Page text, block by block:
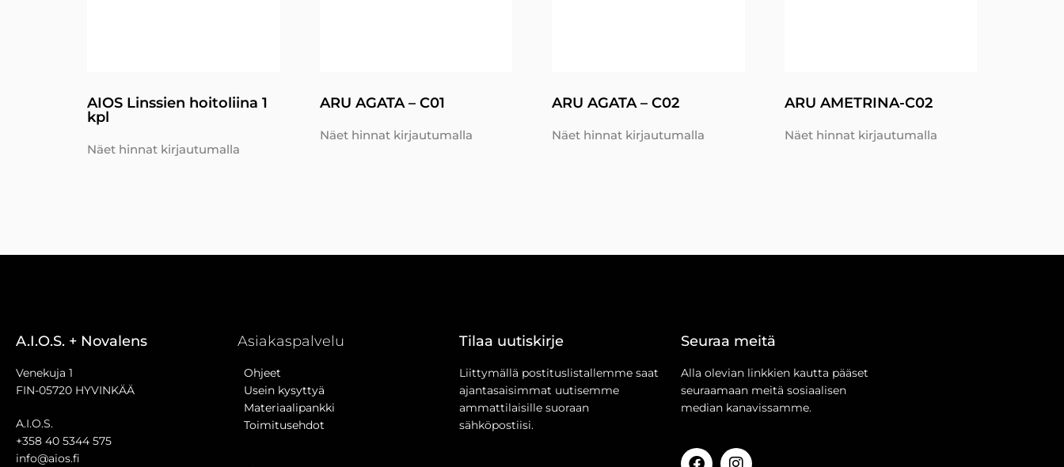
AIOS Linssien hoitoliina 1
kpl
Näet hinnat kirjautumalla
ARU AGATA – C01
Näet hinnat kirjautumalla
ARU AGATA – C02
Näet hinnat kirjautumalla
ARU AMETRINA-C02
Näet hinnat kirjautumalla
A.I.O.S. + Novalens
Venekuja 1
FIN-05720 HYVINKÄÄ
A.I.O.S.
+358 40 5344 575
info@aios.fi
Asiakaspalvelu
Ohjeet
Usein kysyttyä
Materiaalipankki
Toimitusehdot
Tilaa uutiskirje
Liittymällä postituslistallemme saat
ajantasaisimmat uutisemme
ammattilaisille suoraan
sähköpostiisi.
Seuraa meitä
Alla olevian linkkien kautta pääset
seuraamaan meitä sosiaalisen
median kanavissamme.